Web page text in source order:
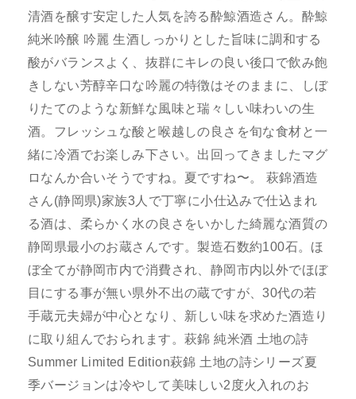
清酒を醸す安定した人気を誇る酔鯨酒造さん。酔鯨
純米吟醸 吟麗 生酒しっかりとした旨味に調和する
酸がバランスよく、抜群にキレの良い後口で飲み飽
きしない芳醇辛口な吟麗の特徴はそのままに、しぼ
りたてのような新鮮な風味と瑞々しい味わいの生
酒。フレッシュな酸と喉越しの良さを旬な食材と一
緒に冷酒でお楽しみ下さい。出回ってきましたマグ
ロなんか合いそうですね。夏ですね〜。 萩錦酒造
さん(静岡県)家族3人で丁寧に小仕込みで仕込まれ
る酒は、柔らかく水の良さをいかした綺麗な酒質の
静岡県最小のお蔵さんです。製造石数約100石。ほ
ぼ全てが静岡市内で消費され、静岡市内以外でほぼ
目にする事が無い県外不出の蔵ですが、30代の若
手蔵元夫婦が中心となり、新しい味を求めた酒造り
に取り組んでおられます。萩錦 純米酒 土地の詩
Summer Limited Edition萩錦 土地の詩シリーズ夏
季バージョンは冷やして美味しい2度火入れのお